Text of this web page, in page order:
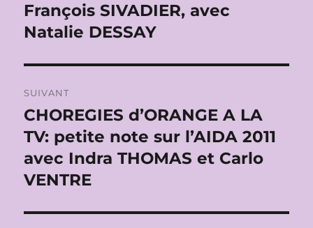
François SIVADIER, avec
Natalie DESSAY
SUIVANT
Publication
suivante :
CHOREGIES d’ORANGE A LA
TV: petite note sur l’AIDA 2011
avec Indra THOMAS et Carlo
VENTRE